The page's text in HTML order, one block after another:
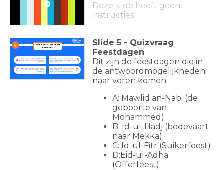
Deze slide heeft geen
instructies
Wat is het Suikerfeest
(Eid al-Fitr)?
A Een feest waarbij de geboorte
van de profeet Mohammed wordt
gevierd. B
De start van de periode waarin
veel moslims een bedevaart naar
Mekka maken.
C Een feest waarbij mensen een
periode van 30 dagen vasten
afsluiten. D
Een feest waarbij gevierd wordt
dat Ibrahim een schaap mocht
offeren in plaats van zijn zoon.
Slide 5 - Quizvraag
Feestdagen
Dit zijn de feestdagen die in
de antwoordmogelijkheden
naar voren komen:
A: Mawlid an-Nabi (de
geboorte van
Mohammed)
B: Id-ul-Hadj (bedevaart
naar Mekka)
C: Id-ul-Fitr (Suikerfeest)
D:Eid-ul-Adha
(Offerfeest)